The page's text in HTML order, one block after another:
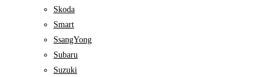
Skoda
Smart
SsangYong
Subaru
Suzuki